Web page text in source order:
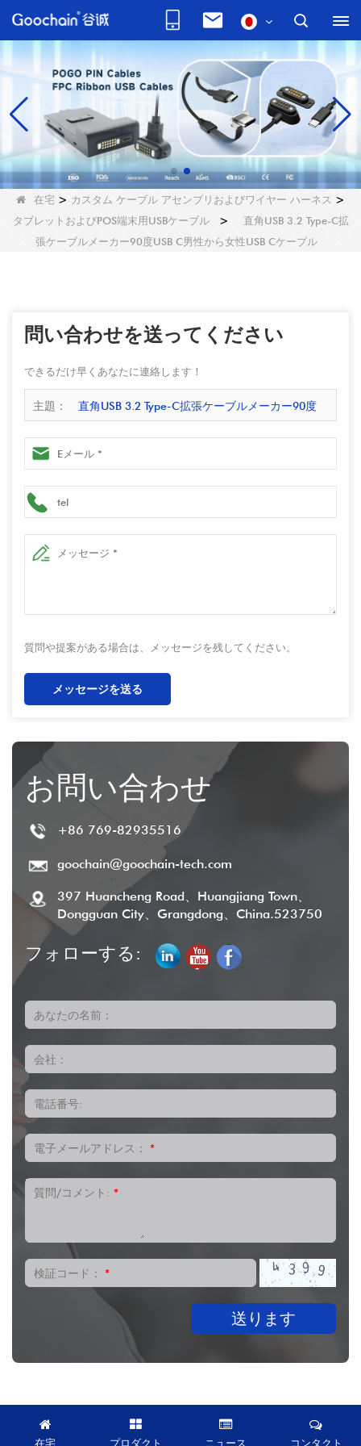
在宅 > カスタム ケーブル アセンブリおよびワイヤー ハーネス >
タブレットおよびPOS端末用USBケーブル>
直角USB 3.2 Type-C拡
張ケーブルメーカー90度USB C男性から女性USB Cケーブル
問い合わせを送ってください
できるだけ早くあなたに連絡します！
主題： 直角USB 3.2 Type-C拡張ケーブルメーカー90度
USB C男性から女性USB Cケーブル
質問や提案がある場合は、メッセージを残してください。
メッセージを送る
お問い合わせ
+86 769-82935516
goochain@goochain-tech.com
397 Huancheng Road、Huangjiang Town、
Dongguan City、Grangdong、China.523750
フォローする:
あなたの名前：
会社：
電話番号:
電子メールアドレス： *
質問/コメント: *
検証コード： *
送ります
在宅 プロダクト ニュース コンタクト